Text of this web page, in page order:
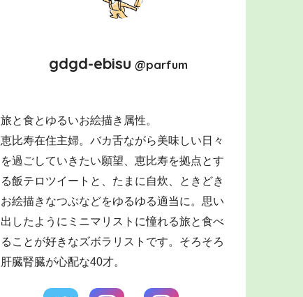
gdgd-ebisu @parfum
旅と食とゆるいお絵描き属性。
恵比寿在住主婦。バカ舌ながら美味しい日々
を過ごしていきたい願望、恵比寿を拠点とす
る飯テロツイートと、たまに自炊、ときどき
お絵描きなつぶなどをゆるゆる適当に。思い
出したようにミニマリストに憧れる旅と食べ
ることが好きなズボラリストです。そろそろ
肝臓腎臓が心配な40才。